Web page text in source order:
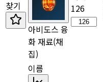
찾기
아비도스 융
화 재료(채
집)
126
이름